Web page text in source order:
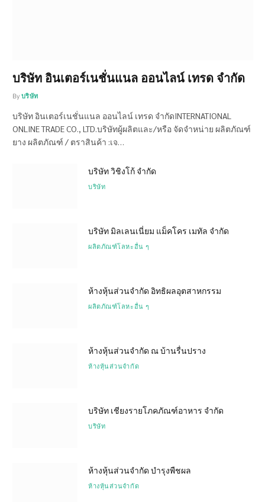
บริษัท อินเตอร์เนชั่นแนล ออนไลน์ เทรด จำกัด
By บริษัท
บริษัท อินเตอร์เนชั่นแนล ออนไลน์ เทรด จำกัดINTERNATIONAL
ONLINE TRADE CO., LTD.บริษัทผู้ผลิตและ/หรือ จัดจำหน่าย ผลิตภัณฑ์
ยาง ผลิตภัณฑ์ / ตราสินค้า :เจ…
บริษัท วิชิงโก้ จำกัด
บริษัท
บริษัท มิลเลนเนี่ยม แม็คโคร เมทัล จำกัด
ผลิตภัณฑ์โลหะอื่น ๆ
ห้างหุ้นส่วนจำกัด อิทธิผลอุตสาหกรรม
ผลิตภัณฑ์โลหะอื่น ๆ
ห้างหุ้นส่วนจำกัด ณ บ้านรื่นปราง
ห้างหุ้นส่วนจำกัด
บริษัท เชียงรายโภคภัณฑ์อาหาร จำกัด
บริษัท
ห้างหุ้นส่วนจำกัด บำรุงพืชผล
ห้างหุ้นส่วนจำกัด